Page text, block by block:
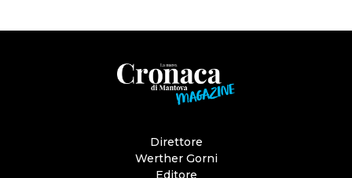
Direttore
Werther Gorni
Editore